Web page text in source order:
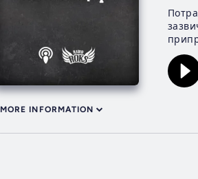
MORE INFORMATION